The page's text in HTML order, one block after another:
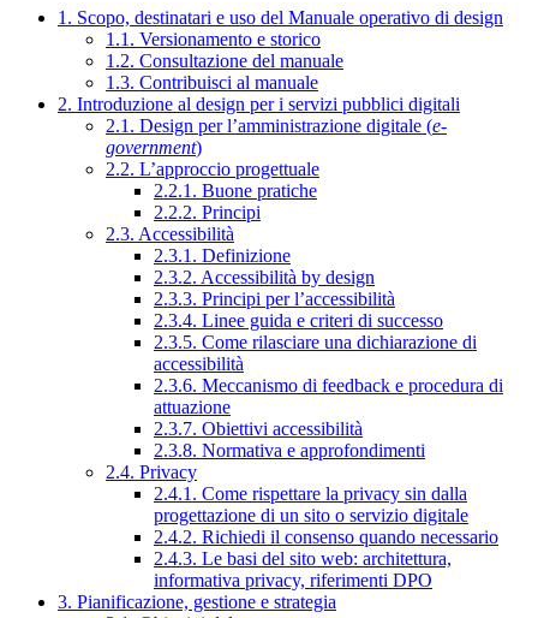
1. Scopo, destinatari e uso del Manuale operativo di design
1.1. Versionamento e storico
1.2. Consultazione del manuale
1.3. Contribuisci al manuale
2. Introduzione al design per i servizi pubblici digitali
2.1. Design per l’amministrazione digitale (e-
government)
2.2. L’approccio progettuale
2.2.1. Buone pratiche
2.2.2. Principi
2.3. Accessibilità
2.3.1. Definizione
2.3.2. Accessibilità by design
2.3.3. Principi per l’accessibilità
2.3.4. Linee guida e criteri di successo
2.3.5. Come rilasciare una dichiarazione di
accessibilità
2.3.6. Meccanismo di feedback e procedura di
attuazione
2.3.7. Obiettivi accessibilità
2.3.8. Normativa e approfondimenti
2.4. Privacy
2.4.1. Come rispettare la privacy sin dalla
progettazione di un sito o servizio digitale
2.4.2. Richiedi il consenso quando necessario
2.4.3. Le basi del sito web: architettura,
informativa privacy, riferimenti DPO
3. Pianificazione, gestione e strategia